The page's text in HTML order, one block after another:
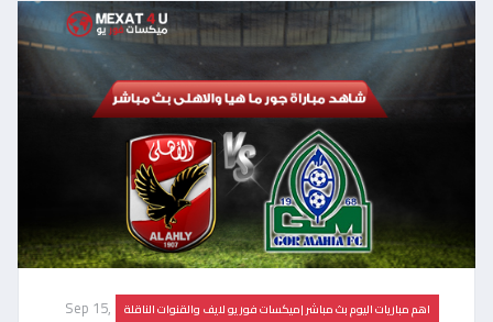
اهم مباريات اليوم بث مباشر |ميكسات فور يو لايف والقنوات الناقلة
Sep 15,